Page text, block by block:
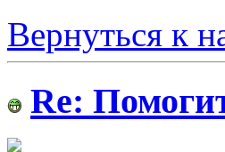
Вернуться к
Re: